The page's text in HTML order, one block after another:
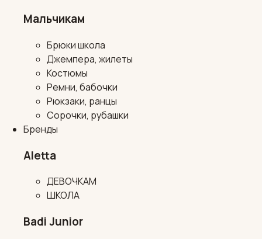
Мальчикам
Брюки школа
Джемпера, жилеты
Костюмы
Ремни, бабочки
Рюкзаки, ранцы
Сорочки, рубашки
Бренды
Aletta
ДЕВОЧКАМ
ШКОЛА
Badi Junior